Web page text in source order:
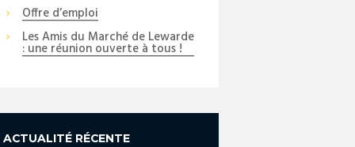
Offre d’emploi
Les Amis du Marché de Lewarde
: une réunion ouverte à tous !
ACTUALITÉ RÉCENTE